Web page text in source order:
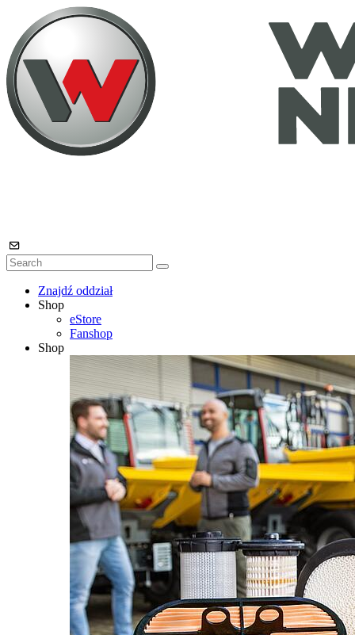
Znajdź oddział
Shop
eStore
Fanshop
Shop